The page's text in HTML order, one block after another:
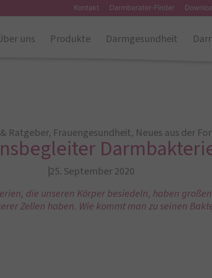
Kontakt Darmberater-Finder
uns Produkte Darmgesundheit
Ratgeber, Frauengesundheit, Neues aus der
25. September 2020
die unseren Körper besiedeln, haben
Zellen haben. Wie kommt man zu seinen